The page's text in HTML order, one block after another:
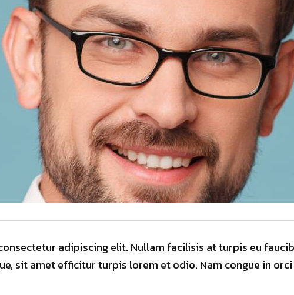
adipiscing elit. Nullam facilisis at turpis eu
sit amet efficitur turpis lorem et odio. Nam congue in